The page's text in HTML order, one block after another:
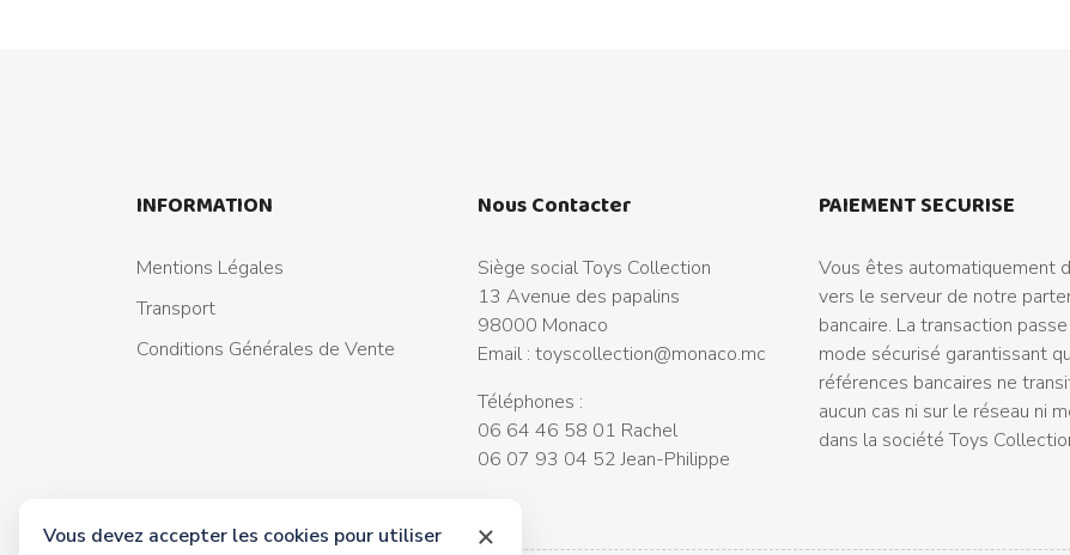
INFORMATION
Mentions Légales
Transport
Conditions Générales de Vente
Nous Contacter
Siège social Toys Collection
13 Avenue des papalins
98000 Monaco
Email : toyscollection@monaco.mc
Téléphones :
06 64 46 58 01 Rachel
06 07 93 04 52 Jean-Philippe
PAIEMENT SECURISE
Vous êtes automatiquement
vers le serveur de notre
bancaire. La transaction
mode sécurisé garantissant
références bancaires ne
aucun cas ni sur le réseau ni
dans la société Toys
Vous devez accepter les cookies pour utiliser